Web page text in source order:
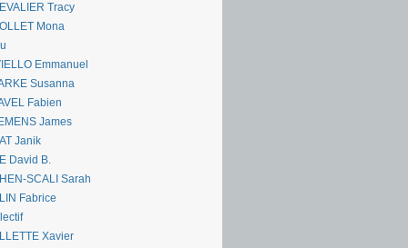
Tracy
Mona
Emmanuel
Susanna
Fabien
James
Janik
David B.
SCALI Sarah
Fabrice
Xavier